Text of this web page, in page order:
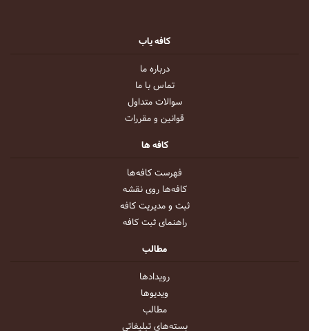
کافه یاب
درباره ما
تماس با ما
سوالات متداول
قوانین و مقررات
کافه ها
فهرست کافه‌ها
کافه‌ها روی نقشه
ثبت و مدیریت کافه
راهنمای ثبت کافه
مطالب
رویداد‌ها
ویدیو‌ها
مطالب
بسته‌های تبلیغاتی